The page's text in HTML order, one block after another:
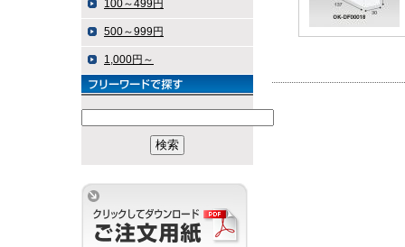
100～499円
500～999円
1,000円～